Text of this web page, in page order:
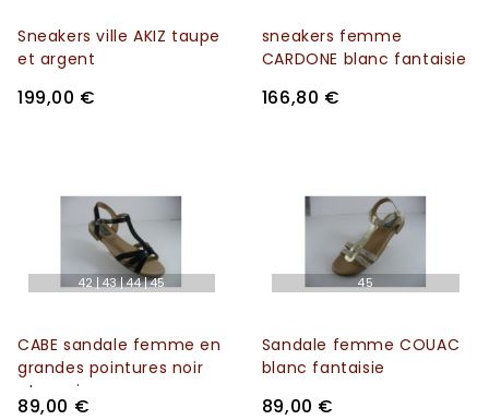
Sneakers ville AKIZ taupe
et argent
199,00 €
sneakers femme
CARDONE blanc fantaisie
166,80 €
42 43 44 45
CABE sandale femme en
grandes pointures noir
et vernis
89,00 €
45
Sandale femme COUAC
blanc fantaisie
89,00 €